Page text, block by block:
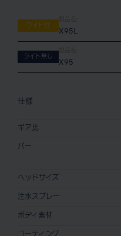
ライト付
X95L
ライト無し
X95
仕様
ギア比
バー
ヘッドサイズ
注水スプレー
ボディ素材
コーティング